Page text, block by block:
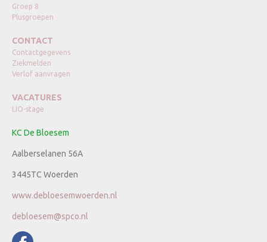
Groep 8
Plusgroepen
CONTACT
Contactgegevens
Ziekmelden
Verlof aanvragen
VACATURES
LIO-stage
KC De Bloesem
Aalberselanen 56A
3445TC Woerden
www.debloesemwoerden.nl
debloesem@spco.nl